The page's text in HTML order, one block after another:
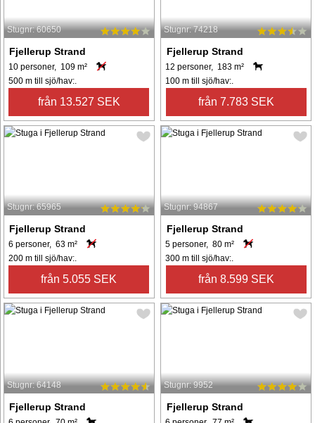
Stugnr: 60650
Fjellerup Strand
10 personer, 109 m²
500 m till sjö/hav:.
från 13.527 SEK
Stugnr: 74218
Fjellerup Strand
12 personer, 183 m²
100 m till sjö/hav:.
från 7.783 SEK
Stugnr: 65965
Fjellerup Strand
6 personer, 63 m²
200 m till sjö/hav:.
från 5.055 SEK
Stugnr: 94867
Fjellerup Strand
5 personer, 80 m²
300 m till sjö/hav:.
från 8.599 SEK
Stugnr: 64148
Fjellerup Strand
Stugnr: 9952
Fjellerup Strand